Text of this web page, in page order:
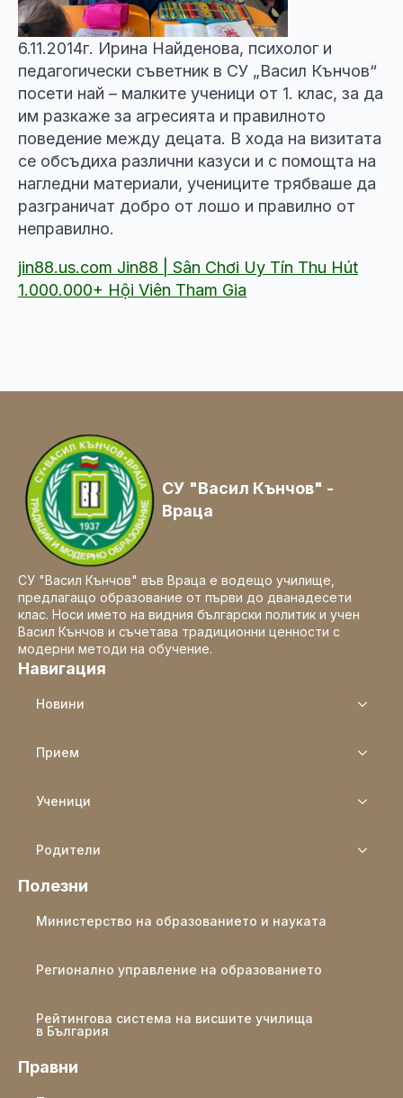
6.11.2014г. Ирина Найденова, психолог и
педагогически съветник в СУ „Васил Кънчов“
посети най – малките ученици от 1. клас, за да
им разкаже за агресията и правилното
поведение между децата. В хода на визитата
се обсъдиха различни казуси и с помощта на
нагледни материали, учениците трябваше да
разграничат добро от лошо и правилно от
неправилно.
jin88.us.com Jin88 | Sân Chơi Uy Tín Thu Hút
1.000.000+ Hội Viên Tham Gia
СУ "Васил Кънчов" -
Враца
СУ "Васил Кънчов" във Враца е водещо училище,
предлагащо образование от първи до дванадесети
клас. Носи името на видния български политик и учен
Васил Кънчов и съчетава традиционни ценности с
модерни методи на обучение.
Навигация
Новини
Прием
Ученици
Родители
Полезни
Министерство на образованието и науката
Регионално управление на образованието
Рейтингова система на висшите училища
в България
Правни